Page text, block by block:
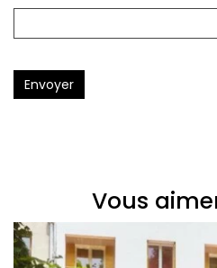
Envoyer
Vous